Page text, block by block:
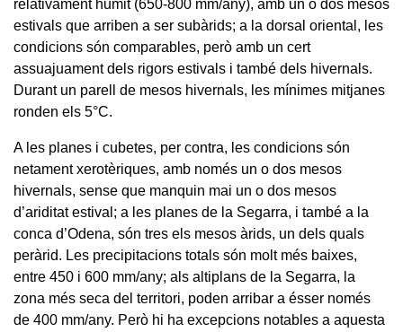
relativament humit (650-800 mm/any), amb un o dos mesos
estivals que arriben a ser subàrids; a la dorsal oriental, les
condicions són comparables, però amb un cert
assuajuament dels rigors estivals i també dels hivernals.
Durant un parell de mesos hivernals, les mínimes mitjanes
ronden els 5°C.
A les planes i cubetes, per contra, les condicions són
netament xerotèriques, amb només un o dos mesos
hivernals, sense que manquin mai un o dos mesos
d’ariditat estival; a les planes de la Segarra, i també a la
conca d’Odena, són tres els mesos àrids, un dels quals
peràrid. Les precipitacions totals són molt més baixes,
entre 450 i 600 mm/any; als altiplans de la Segarra, la
zona més seca del territori, poden arribar a ésser només
de 400 mm/any. Però hi ha excepcions notables a aquesta